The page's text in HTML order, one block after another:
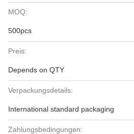
MOQ:
500pcs
Preis:
Depends on QTY
Verpackungsdetails:
International standard packaging
Zahlungsbedingungen: